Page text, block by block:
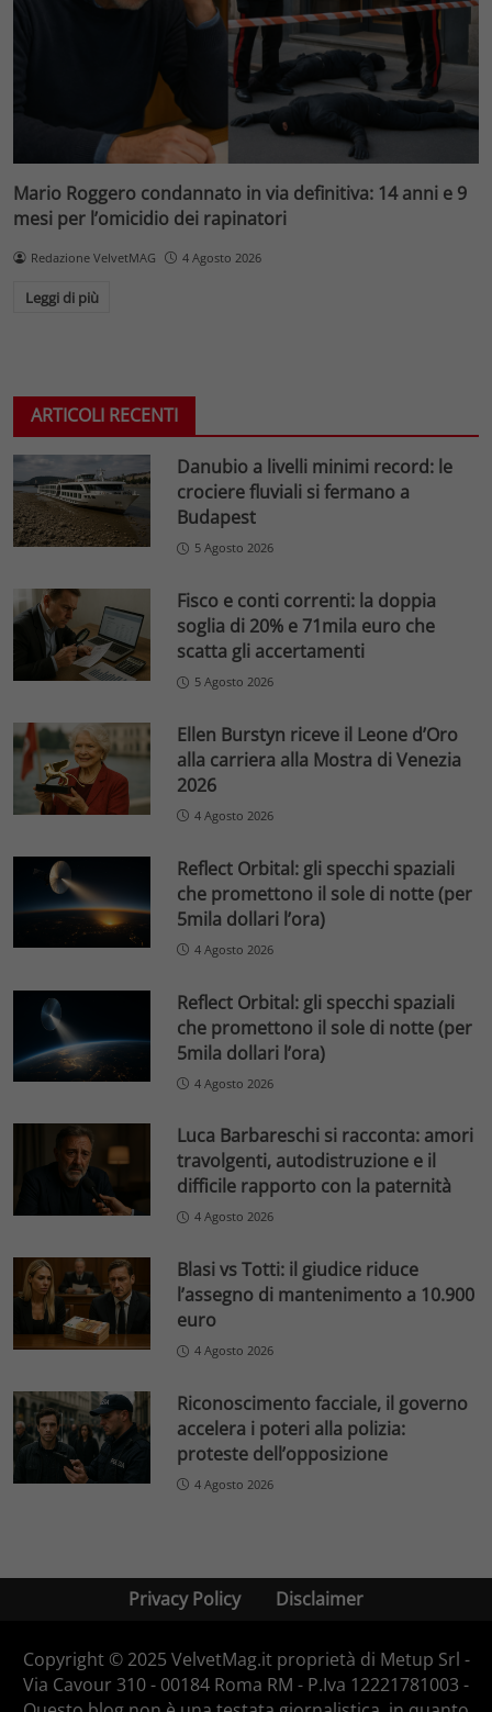
Mario Roggero condannato in via definitiva: 14 anni e 9
mesi per l’omicidio dei rapinatori
Redazione VelvetMAG 4 Agosto 2026
Leggi di più
ARTICOLI RECENTI
Danubio a livelli minimi record: le
crociere fluviali si fermano a
Budapest
5 Agosto 2026
Fisco e conti correnti: la doppia
soglia di 20% e 71mila euro che
scatta gli accertamenti
5 Agosto 2026
Ellen Burstyn riceve il Leone d’Oro
alla carriera alla Mostra di Venezia
2026
4 Agosto 2026
Reflect Orbital: gli specchi spaziali
che promettono il sole di notte (per
5mila dollari l’ora)
4 Agosto 2026
Reflect Orbital: gli specchi spaziali
che promettono il sole di notte (per
5mila dollari l’ora)
4 Agosto 2026
Luca Barbareschi si racconta: amori
travolgenti, autodistruzione e il
difficile rapporto con la paternità
4 Agosto 2026
Blasi vs Totti: il giudice riduce
l’assegno di mantenimento a 10.900
euro
4 Agosto 2026
Riconoscimento facciale, il governo
accelera i poteri alla polizia:
proteste dell’opposizione
4 Agosto 2026
Privacy Policy Disclaimer
Copyright © 2025 VelvetMag.it proprietà di Metup Srl -
Via Cavour 310 - 00184 Roma RM - P.Iva 12221781003 -